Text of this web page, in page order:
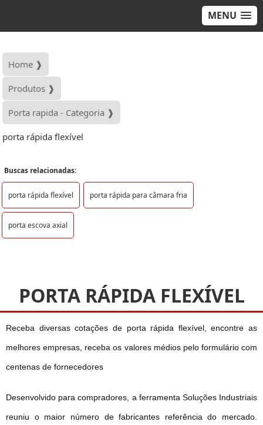
MENU
Home ❱
Produtos ❱
Porta rapida - Categoria ❱
porta rápida flexível
Buscas relacionadas:
porta rápida flexível porta rápida para câmara fria
porta escova axial
PORTA RÁPIDA FLEXÍVEL
Receba diversas cotações de porta rápida flexível, encontre as
melhores empresas, receba os valores médios pelo formulário com
centenas de fornecedores
Desenvolvido para compradores, a ferramenta Soluções Industriais
reuniu o maior número de fabricantes referência do mercado.